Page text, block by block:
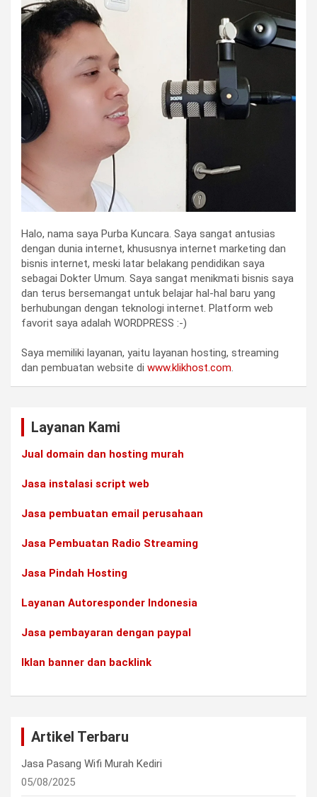
Halo, nama saya Purba Kuncara. Saya sangat antusias
dengan dunia internet, khususnya internet marketing dan
bisnis internet, meski latar belakang pendidikan saya
sebagai Dokter Umum. Saya sangat menikmati bisnis saya
dan terus bersemangat untuk belajar hal-hal baru yang
berhubungan dengan teknologi internet. Platform web
favorit saya adalah WORDPRESS :-)
Saya memiliki layanan, yaitu layanan hosting, streaming
dan pembuatan website di www.klikhost.com.
Layanan Kami
Jual domain dan hosting murah
Jasa instalasi script web
Jasa pembuatan email perusahaan
Jasa Pembuatan Radio Streaming
Jasa Pindah Hosting
Layanan Autoresponder Indonesia
Jasa pembayaran dengan paypal
Iklan banner dan backlink
Artikel Terbaru
Jasa Pasang Wifi Murah Kediri
05/08/2025